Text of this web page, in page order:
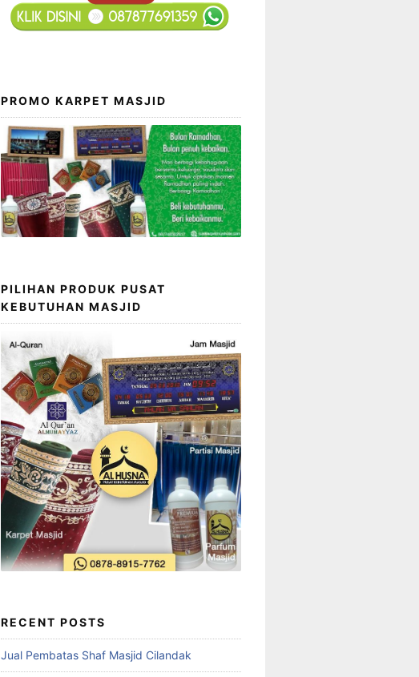
PROMO KARPET MASJID
PILIHAN PRODUK PUSAT
KEBUTUHAN MASJID
RECENT POSTS
Jual Pembatas Shaf Masjid Cilandak